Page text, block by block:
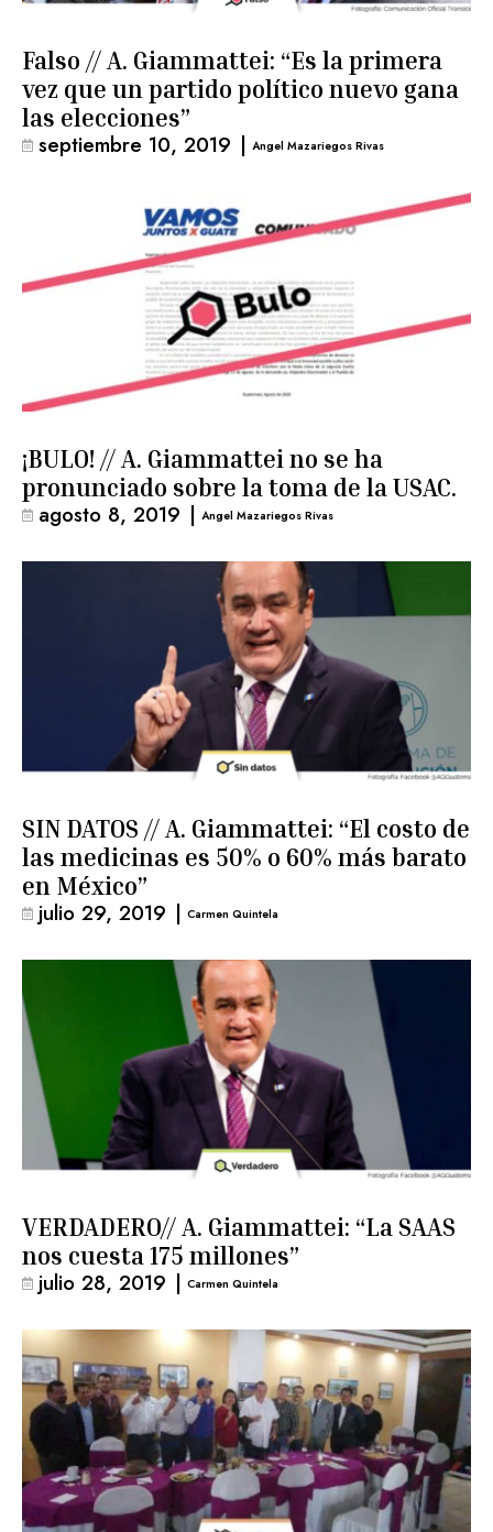
Falso // A. Giammattei: “Es la primera
vez que un partido político nuevo gana
las elecciones”
septiembre 10, 2019 | Angel Mazariegos Rivas
¡BULO! // A. Giammattei no se ha
pronunciado sobre la toma de la USAC.
agosto 8, 2019 | Angel Mazariegos Rivas
SIN DATOS // A. Giammattei: “El costo de
las medicinas es 50% o 60% más barato
en México”
julio 29, 2019 | Carmen Quintela
VERDADERO// A. Giammattei: “La SAAS
nos cuesta 175 millones”
julio 28, 2019 | Carmen Quintela